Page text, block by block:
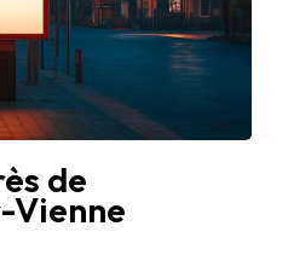
de
Vienne